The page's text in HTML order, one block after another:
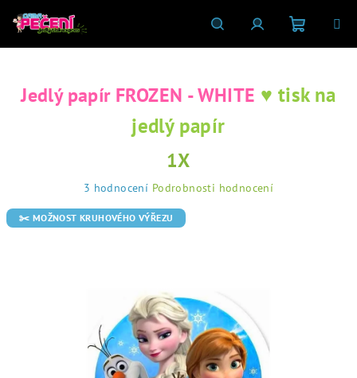
HledatPřihlášeníNákupní
košík
Jedlý papír FROZEN - WHITE ♥ tisk na
jedlý papír
1X
produktu
3 hodnocení Podrobnosti hodnocení
✂️ MOŽNOST KRUHOVÉHO VÝŘEZU